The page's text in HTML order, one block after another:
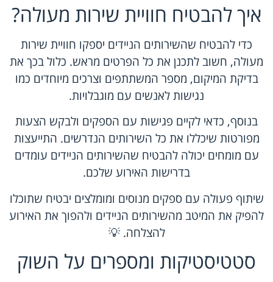
איך להבטיח חוויית שירות מעולה?
כדי להבטיח שהשירותים הניידים יספקו חוויית שירות
מעולה, חשוב לתכנן את כל הפרטים מראש. כלול בכך את
בדיקת המיקום, מספר המשתתפים וצרכים מיוחדים כמו
נגישות לאנשים עם מוגבלויות.
בנוסף, כדאי לקיים פגישות עם הספקים ולבקש הצעות
מפורטות שיכללו את כל השירותים הנדרשים. התייעצות
עם מומחים יכולה להבטיח שהשירותים הניידים עומדים
בדרישות האירוע שלכם.
שיתוף פעולה עם ספקים מנוסים ומומלצים יבטיח שתוכלו
להפיק את המיטב מהשירותים הניידים ולהפוך את האירוע
להצלחה. 💡
סטטיסטיקות ומספרים על השוק